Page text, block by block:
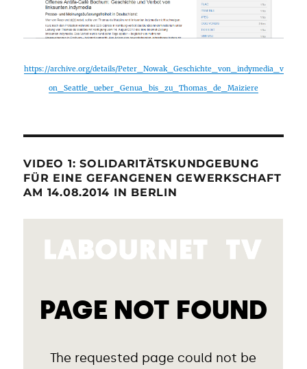
https://archive.org/details/Peter_Nowak_Geschichte_von_indymedia_v
on_Seattle_ueber_Genua_bis_zu_Thomas_de_Maiziere
VIDEO 1: SOLIDARITÄTSKUNDGEBUNG
FÜR EINE GEFANGENEN GEWERKSCHAFT
AM 14.08.2014 IN BERLIN